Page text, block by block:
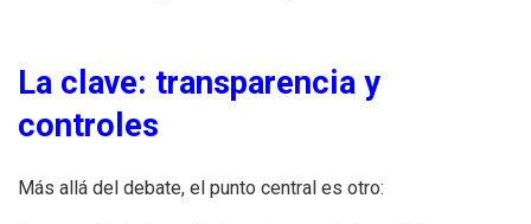
La clave: transparencia y
controles
Más allá del debate, el punto central es otro: